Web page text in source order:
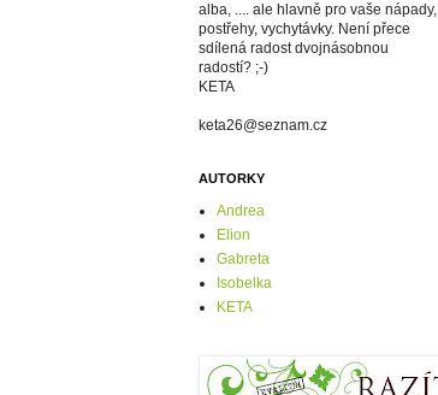
alba, .... ale hlavně pro vaše nápady,
postřehy, vychytávky. Není přece
sdílená radost dvojnásobnou
radostí? ;-)
KETA
keta26@seznam.cz
AUTORKY
Andrea
Elion
Gabreta
Isobelka
KETA